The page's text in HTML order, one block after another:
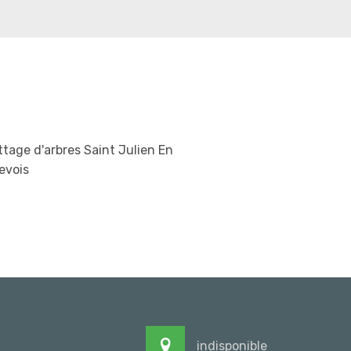
d'arbres Saint Julien En
indisponible